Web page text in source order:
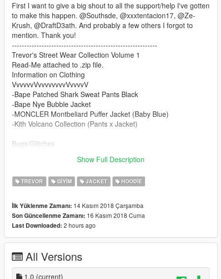
First I want to give a big shout to all the support/help I've gotten
to make this happen. @Southsde, @xxxtentacion17, @Ze-
Krush, @DraftD3ath. And probably a few others I forgot to
mention. Thank you!
-----------------------------------------------------------
Trevor's Street Wear Collection Volume 1
Read-Me attached to .zip file.
Information on Clothing
VvvvvvVvvvvvvvvVvvvvV
-Bape Patched Shark Sweat Pants Black
-Bape Nye Bubble Jacket
-MONCLER Montbeliard Puffer Jacket (Baby Blue)
-Kith Volcano Collection (Pants x Jacket)
Bugs/Glitches
certain tops. Other than that its fine.
Show Full Description
TREVOR GIYIM JACKET HOODIE
İlk Yüklenme Zamanı: 14 Kasım 2018 Çarşamba
Son Güncellenme Zamanı: 16 Kasım 2018 Cuma
Last Downloaded: 2 hours ago
All Versions
1.0 (current)